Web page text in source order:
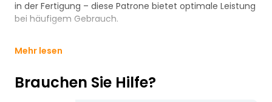
in der Fertigung – diese Patrone bietet optimale Leistung
bei häufigem Gebrauch.
Mehr lesen
Brauchen Sie Hilfe?